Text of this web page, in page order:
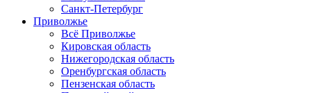
Санкт-Петербург
Приволжье
Всё Приволжье
Кировская область
Нижегородская область
Оренбургская область
Пензенская область